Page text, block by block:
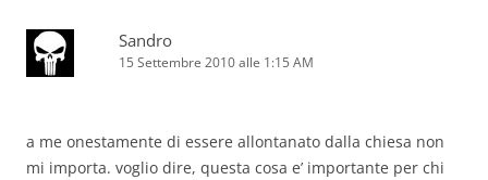
Sandro
15 Settembre 2010 alle 1:15 AM
a me onestamente di essere allontanato dalla chiesa non
mi importa. voglio dire, questa cosa e’ importante per chi